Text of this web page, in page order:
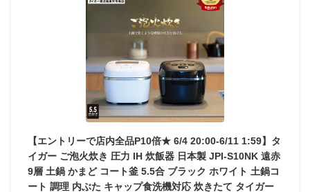
【エントリーで店内全品P10倍★ 6/4 20:00-6/11 1:59】タ
イガー ご泡火炊き 圧力 IH 炊飯器 日本製 JPI-S10NK 遠赤
9層 土鍋 かまど コート釜 5.5合 ブラック ホワイト 土鍋コ
ート 調理 内ぶた キャップ食洗機対応 炊きたて タイガー